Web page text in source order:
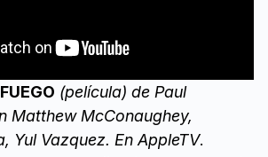
(película) de Paul
Matthew McConaughey,
Yul Vazquez. En AppleTV.